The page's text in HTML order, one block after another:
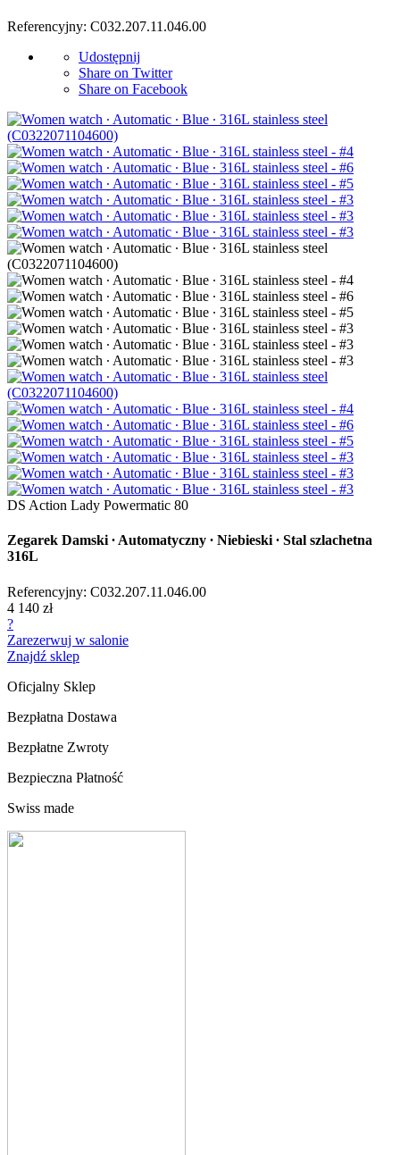
Referencyjny: C032.207.11.046.00
Udostępnij
Share on Twitter
Share on Facebook
DS Action Lady Powermatic 80
Zegarek Damski ∙ Automatyczny ∙ Niebieski ∙ Stal szlachetna
316L
Referencyjny: C032.207.11.046.00
4 140 zł
?
Zarezerwuj w salonie
Znajdź sklep
Oficjalny Sklep
Bezpłatna Dostawa
Bezpłatne Zwroty
Bezpieczna Płatność
Swiss made